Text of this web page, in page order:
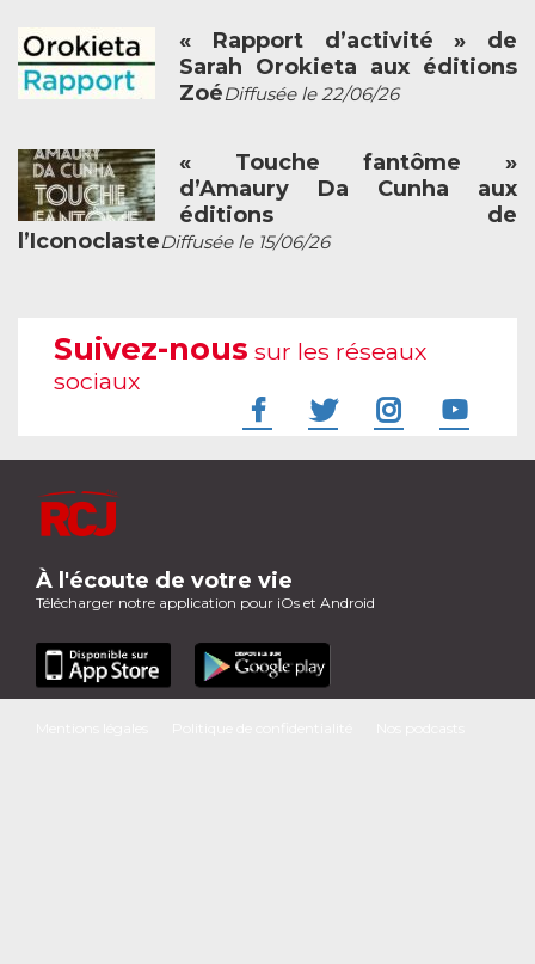
« Rapport d’activité » de
Sarah Orokieta aux éditions
ZoéDiffusée le 22/06/26
« Touche fantôme »
d’Amaury Da Cunha aux
éditions de
l’IconoclasteDiffusée le 15/06/26
Suivez-nous sur les réseaux
sociaux
À l'écoute de votre vie
Télécharger notre application pour iOs et Android